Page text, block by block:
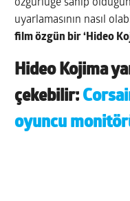
özgürlüğe sahip
uyarlamasının nasıl
film özgün bir ‘Hideo
Hideo Kojima
çekebilir:
oyuncu